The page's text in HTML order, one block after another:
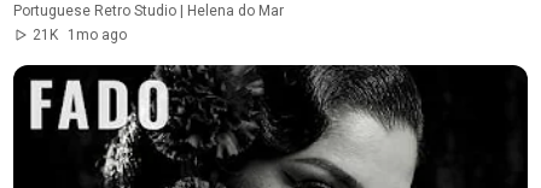
Portuguese Retro Studio | Helena do Mar
21K
1mo ago